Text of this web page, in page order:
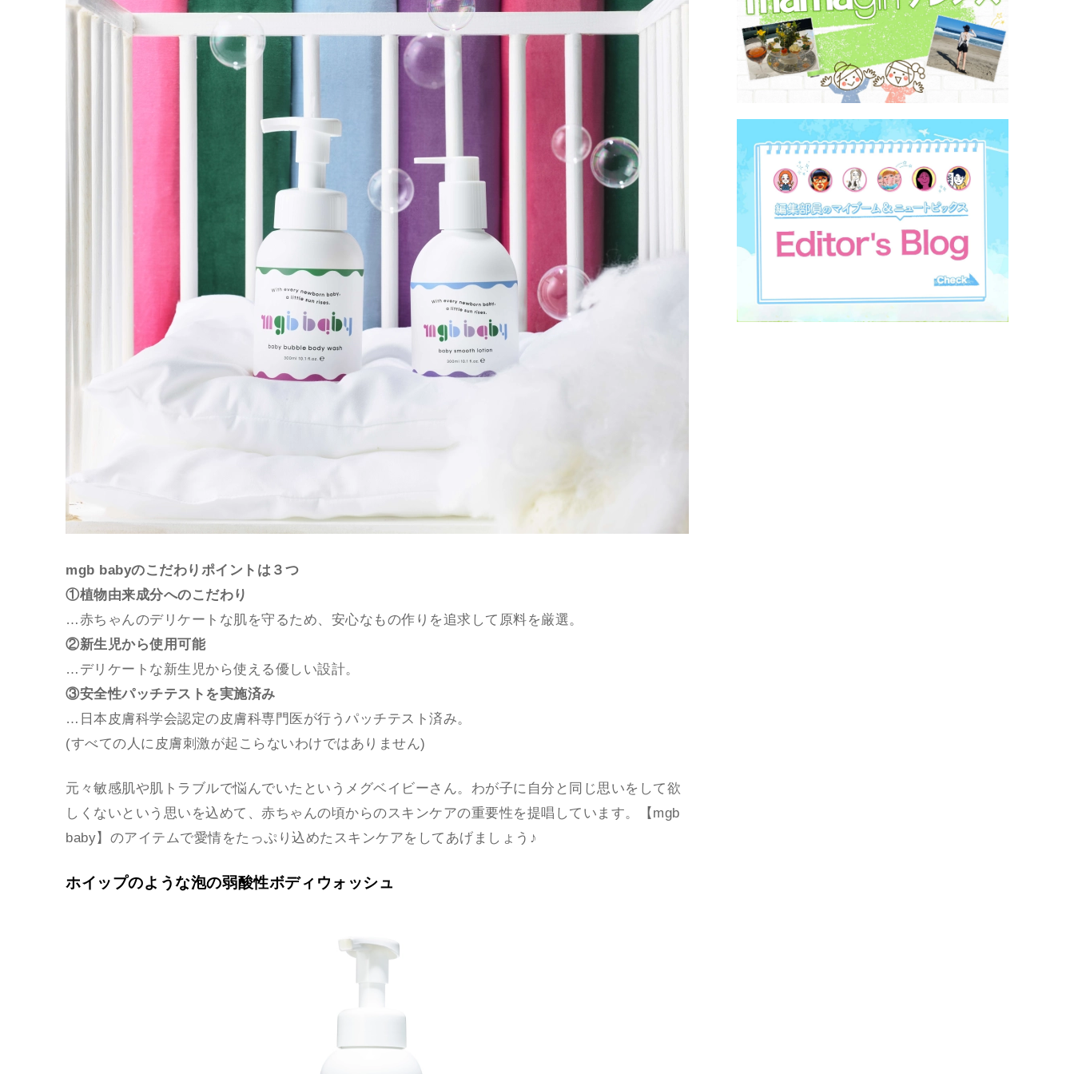
mgb babyのこだわりポイントは３つ
①植物由来成分へのこだわり
…赤ちゃんのデリケートな肌を守るため、安心なもの作りを追求して原料を厳選。
②新生児から使用可能
…デリケートな新生児から使える優しい設計。
③安全性パッチテストを実施済み
…日本皮膚科学会認定の皮膚科専門医が行うパッチテスト済み。
(すべての人に皮膚刺激が起こらないわけではありません)
元々敏感肌や肌トラブルで悩んでいたというメグベイビーさん。わが子に自分と同じ思いをして欲
しくないという思いを込めて、赤ちゃんの頃からのスキンケアの重要性を提唱しています。【mgb
baby】のアイテムで愛情をたっぷり込めたスキンケアをしてあげましょう♪
ホイップのような泡の弱酸性ボディウォッシュ